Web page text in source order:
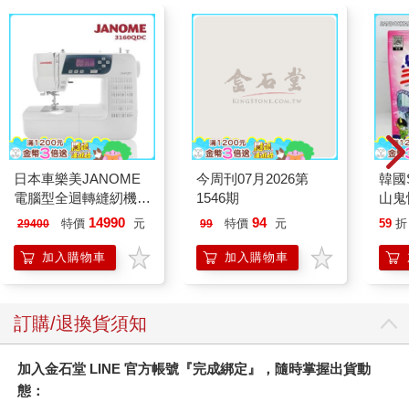
三十年間，貿易平衡已有變化，日籍設計師與品牌已逐漸擄獲海
外消費者的眼光，日本服裝如今已出口世界各地。歐洲時尚界率
先愛上異國風味強烈的日本設計師服裝──最早是山本寬齋與高田
賢三風格強烈的東方樣式，繼而是川久保玲的Comme des
Garçons、山本耀司與三宅一生的前衛設計。從一九九〇年代
起，歐美創意產業也開始頌揚各種以日本風格詮釋的基本單品，
年，嘻哈音樂的歌詞已將A BATHING APE和EVISU視為奢華生活
風格的必備服裝。而且，紐約蘇活區或倫敦西區深諳時尚的消費
者對於UNIQLO的喜好也多過Gap。
接著，時尚專家開始宣稱日本品牌製造的美式風格服裝甚至好過
美國品牌，這一點可說非比尋常。與此同時，美國年輕人也開始
參考網路上未經授權掃描下來的日本雜誌圖片，模仿當中的傳統
美式風格造型。二〇一〇年，世界各地的讀者紛紛搶購復刻版的
國常春藤聯盟（Ivy League）校園內的學生衣著造型，首刷此時
在美國花費數十年、讓週五便服日演變成一整週天天都是便服日
的同時，日本人卻守護了美國的服裝歷史，一如阿拉伯人在歐洲
日本車樂美JANOME
電腦型全迴轉縫紉機
3160QDC
29400 特價 14990 元
加入購物車
今周刊07月2026第
1546期
99 特價 94 元
加入購物車
韓
山
450
59 折
訂購/退換貨須知
加入金石堂 LINE 官方帳號『完成綁定』，隨時掌握出貨動
態：